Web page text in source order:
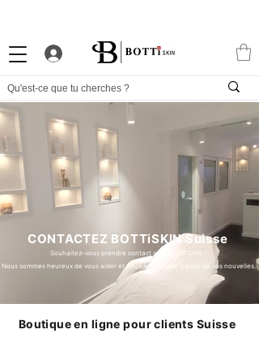
CONTACTEZ BOTTiSKIN Suisse
Souhaitez-vous prendre contact avec BOTTiSKIN ?
Nous sommes heureux de vous aider et nous avons hâte d'avoir de vos nouvelles.
Boutique en ligne pour clients Suisse